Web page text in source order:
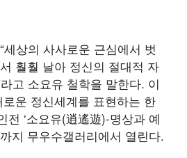
상의 사사로운 근심에서 벗
훨훨 날아 정신의 절대적 자
고 소요유 철학을 말한다. 이
운 정신세계를 표현하는 한
전 ‘소요유(逍遙遊)-명상과 예
지 무우수갤러리에서 열린다.